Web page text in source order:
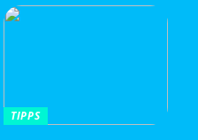
TIPPS